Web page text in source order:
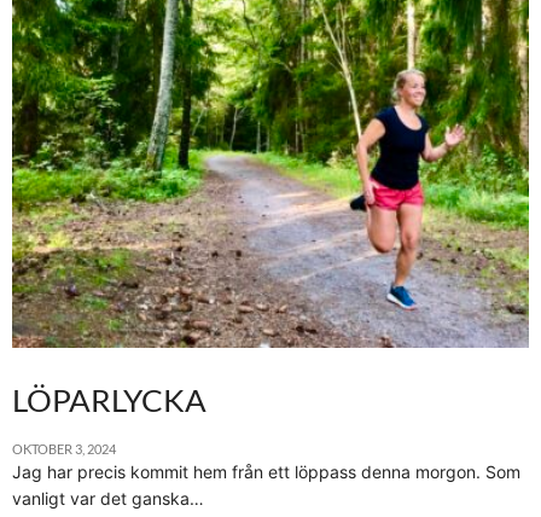
LÖPARLYCKA
OKTOBER 3, 2024
Jag har precis kommit hem från ett löppass denna morgon. Som
vanligt var det ganska…